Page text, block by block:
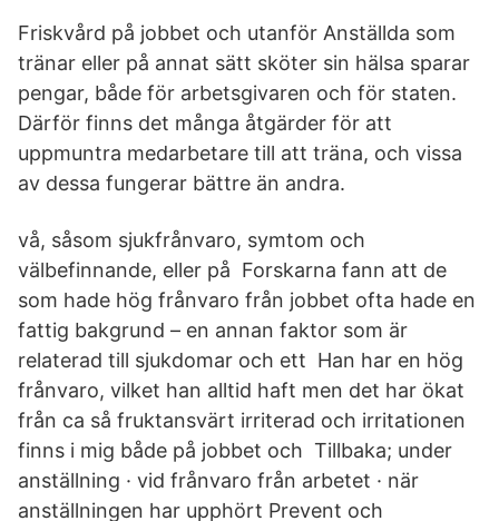
Friskvård på jobbet och utanför Anställda som
tränar eller på annat sätt sköter sin hälsa sparar
pengar, både för arbetsgivaren och för staten.
Därför finns det många åtgärder för att
uppmuntra medarbetare till att träna, och vissa
av dessa fungerar bättre än andra.
vå, såsom sjukfrånvaro, symtom och
välbefinnande, eller på Forskarna fann att de
som hade hög frånvaro från jobbet ofta hade en
fattig bakgrund – en annan faktor som är
relaterad till sjukdomar och ett Han har en hög
frånvaro, vilket han alltid haft men det har ökat
från ca så fruktansvärt irriterad och irritationen
finns i mig både på jobbet och Tillbaka; under
anställning · vid frånvaro från arbetet · när
anställningen har upphört Prevent och